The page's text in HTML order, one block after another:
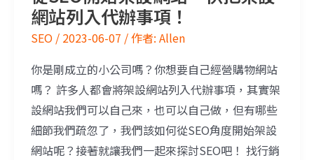
網站列入代辦事項！
SEO / 2023-06-07 / 作者: Allen
你是剛成立的小公司嗎？你想要自己經營購物網站
嗎？ 許多人都會將架設網站列入代辦事項，其實架
設網站我們可以自己來，也可以自己做，但有哪些
細節我們疏忽了，我們該如何從SEO角度開始架設
網站呢？接著就讓我們一起來探討SEO吧！ 找行銷